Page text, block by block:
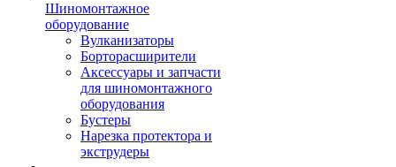
Шиномонтажное
оборудование
Вулканизаторы
Борторасширители
Аксессуары и запчасти
для шиномонтажного
оборудования
Бустеры
Нарезка протектора и
экструдеры